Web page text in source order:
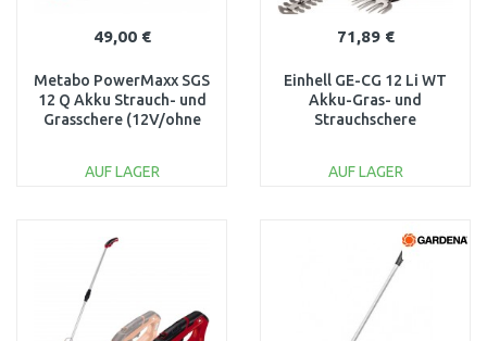
49,00 €
Metabo PowerMaxx SGS
12 Q Akku Strauch- und
Grasschere (12V/ohne
AUF LAGER
Vergleichen
71,89 €
Einhell GE-CG 12 Li WT
Akku-Gras- und
Strauchschere
AUF LAGER
Vergleichen